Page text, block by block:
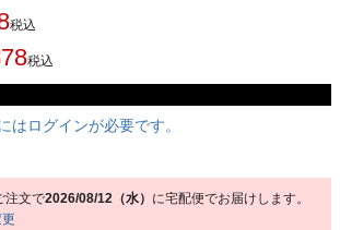
税込
税込
はログインが必要です。
注文で2026/08/12（水） に宅配便でお届けします。
更